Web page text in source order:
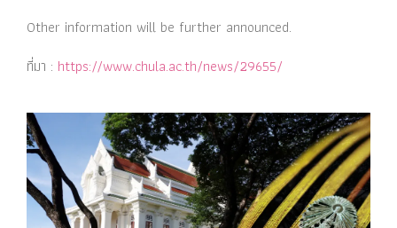
Other information will be further announced.
ที่มา : https://www.chula.ac.th/news/29655/